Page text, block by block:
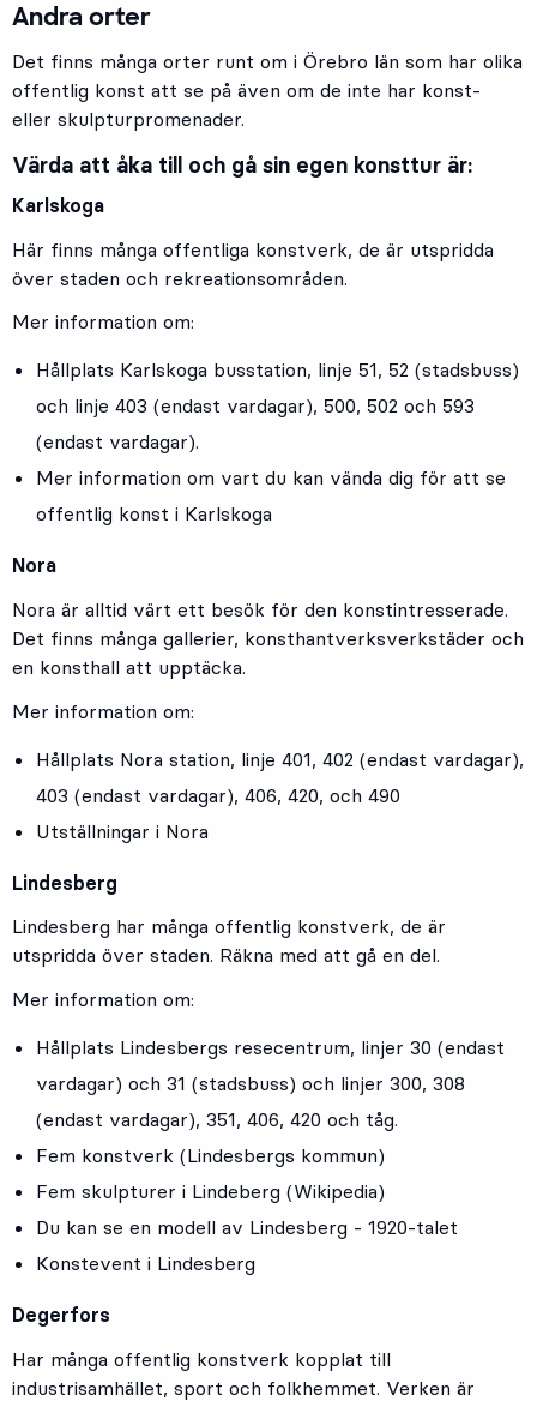
Andra orter
Det finns många orter runt om i Örebro län som har olika
offentlig konst att se på även om de inte har konst-
eller skulpturpromenader.
Värda att åka till och gå sin egen konsttur är:
Karlskoga
Här finns många offentliga konstverk, de är utspridda
över staden och rekreationsområden.
Mer information om:
Hållplats Karlskoga busstation, linje 51, 52 (stadsbuss)
och linje 403 (endast vardagar), 500, 502 och 593
(endast vardagar).
Mer information om vart du kan vända dig för att se
offentlig konst i Karlskoga
Nora
Nora är alltid värt ett besök för den konstintresserade.
Det finns många gallerier, konsthantverksverkstäder och
en konsthall att upptäcka.
Mer information om:
Hållplats Nora station, linje 401, 402 (endast vardagar),
403 (endast vardagar), 406, 420, och 490
Utställningar i Nora
Lindesberg
Lindesberg har många offentlig konstverk, de är
utspridda över staden. Räkna med att gå en del.
Mer information om:
Hållplats Lindesbergs resecentrum, linjer 30 (endast
vardagar) och 31 (stadsbuss) och linjer 300, 308
(endast vardagar), 351, 406, 420 och tåg.
Fem konstverk (Lindesbergs kommun)
Fem skulpturer i Lindeberg (Wikipedia)
Du kan se en modell av Lindesberg - 1920-talet
Konstevent i Lindesberg
Degerfors
Har många offentlig konstverk kopplat till
industrisamhället, sport och folkhemmet. Verken är